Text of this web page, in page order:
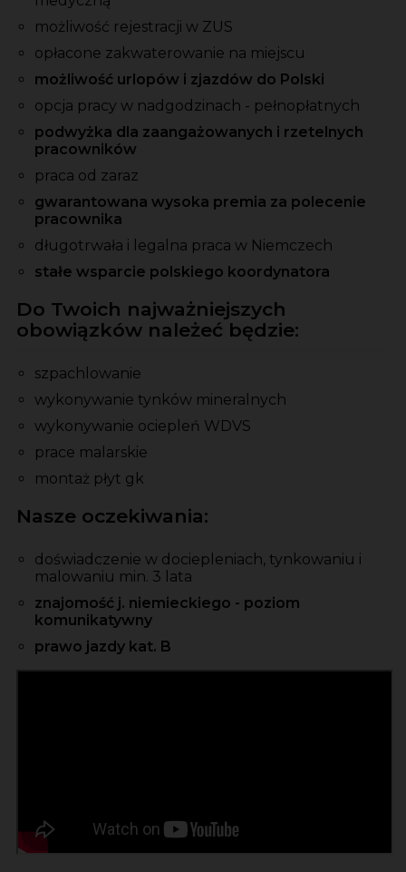
możliwość rejestracji w ZUS
opłacone zakwaterowanie na miejscu
możliwość urlopów i zjazdów do Polski
opcja pracy w nadgodzinach - pełnopłatnych
podwyżka dla zaangażowanych i rzetelnych
pracowników
praca od zaraz
gwarantowana wysoka premia za polecenie
pracownika
długotrwała i legalna praca w Niemczech
stałe wsparcie polskiego koordynatora
Do Twoich najważniejszych
obowiązków należeć będzie:
szpachlowanie
wykonywanie tynków mineralnych
wykonywanie ociepleń WDVS
prace malarskie
montaż płyt gk
Nasze oczekiwania:
doświadczenie w dociepleniach, tynkowaniu i
malowaniu min. 3 lata
znajomość j. niemieckiego - poziom
komunikatywny
prawo jazdy kat. B